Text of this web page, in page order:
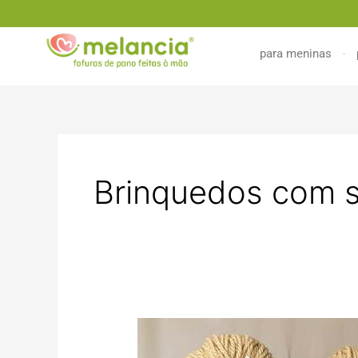
para
para meninas
Brinquedos com
artesanais